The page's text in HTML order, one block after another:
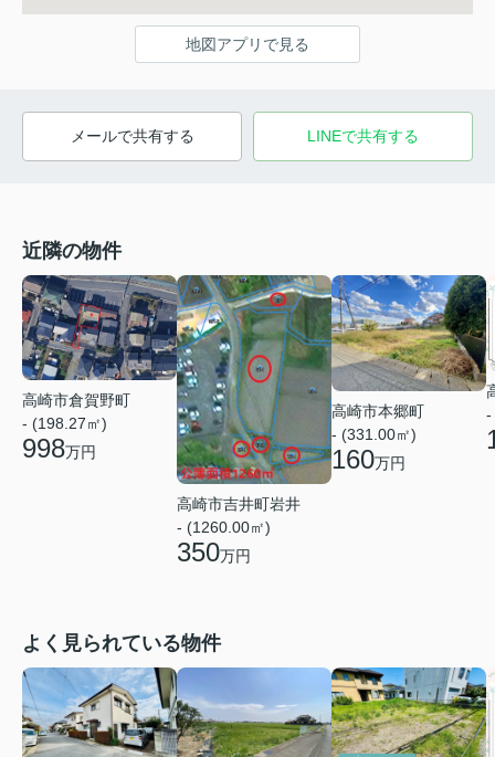
地図アプリで見る
メールで共有する LINEで共有する
近隣の物件
高崎市倉賀野町
- (198.27㎡)
998万円
高崎市吉井町岩井
- (1260.00㎡)
350万円
高崎市本郷町
- (331.00㎡)
160万円
-
よく見られている物件